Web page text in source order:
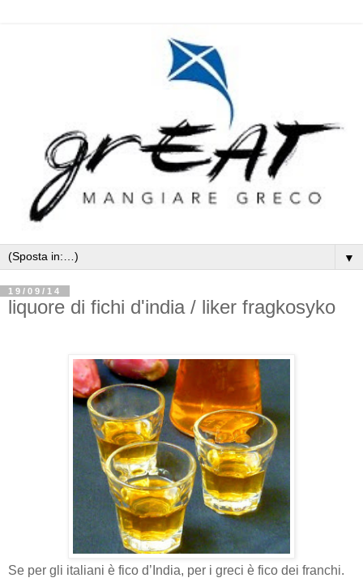
▼
19/09/14
liquore di fichi d'india / liker fragkosyko
Se per gli italiani è fico d’India, per i greci è fico dei franchi.